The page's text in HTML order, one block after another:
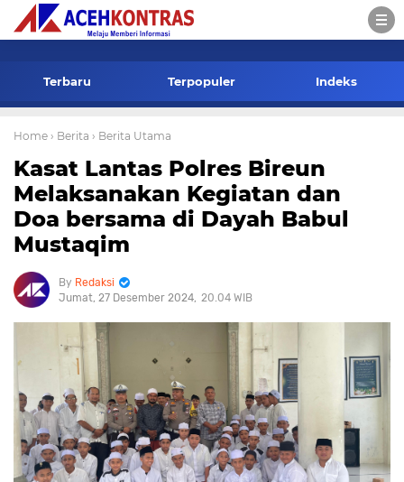
Terbaru Terpopuler Indeks
Home › Berita › Berita Utama
Kasat Lantas Polres Bireun
Melaksanakan Kegiatan dan
Doa bersama di Dayah Babul
Mustaqim
Redaksi
Jumat, 27 Desember 2024 20.04 WIB